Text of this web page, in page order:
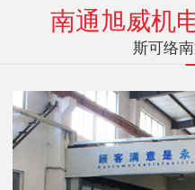
南通旭威机
斯可络